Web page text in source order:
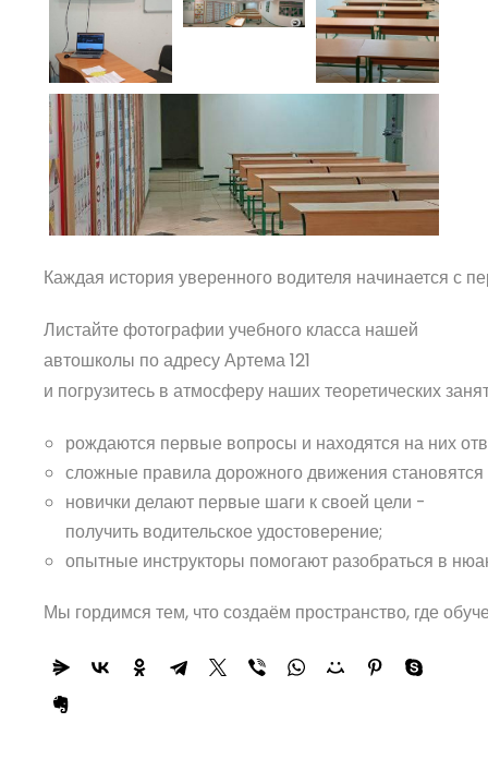
Каждая история уверенного водителя начинается с
Листайте фотографии учебного класса нашей
автошколы по адресу Артема 121
и погрузитесь в атмосферу наших теоретических
рождаются первые вопросы и находятся на них
сложные правила дорожного движения
новички делают первые шаги к своей цели -
получить водительское удостоверение;
опытные инструкторы помогают разобраться в
Мы гордимся тем, что создаём пространство, где